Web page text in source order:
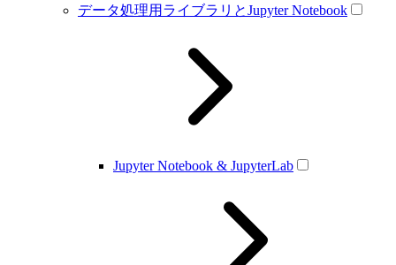
データ処理用ライブラリとJupyter Notebook
Jupyter Notebook & JupyterLab